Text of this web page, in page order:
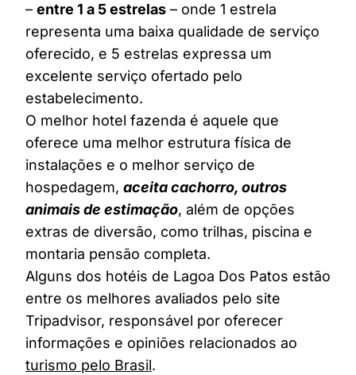
– entre 1 a 5 estrelas – onde 1 estrela
representa uma baixa qualidade de serviço
oferecido, e 5 estrelas expressa um
excelente serviço ofertado pelo
estabelecimento.
O melhor hotel fazenda é aquele que
oferece uma melhor estrutura física de
instalações e o melhor serviço de
hospedagem, aceita cachorro, outros
animais de estimação, além de opções
extras de diversão, como trilhas, piscina e
montaria pensão completa.
Alguns dos hotéis de Lagoa Dos Patos estão
entre os melhores avaliados pelo site
Tripadvisor, responsável por oferecer
informações e opiniões relacionados ao
turismo pelo Brasil.